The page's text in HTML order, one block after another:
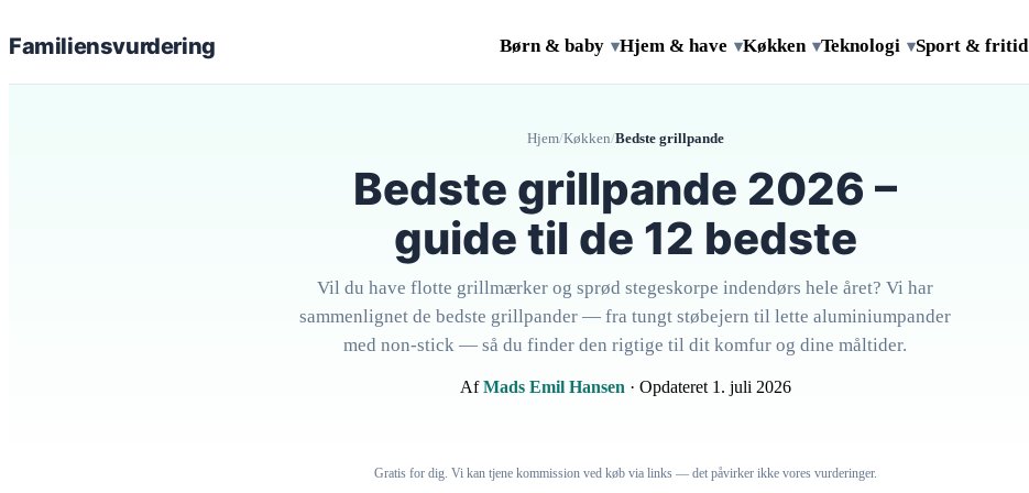
Familiensvurdering Børn & baby ▾Hjem & have ▾Køkken ▾Teknologi ▾Sport & fritid
Hjem/Køkken/Bedste grillpande
Bedste grillpande 2026 –
guide til de 12 bedste
Vil du have flotte grillmærker og sprød stegeskorpe indendørs hele året? Vi har
sammenlignet de bedste grillpander — fra tungt støbejern til lette aluminiumpander
med non-stick — så du finder den rigtige til dit komfur og dine måltider.
AfMads Emil Hansen · Opdateret 1. juli 2026
Gratis for dig. Vi kan tjene kommission ved køb via links — det påvirker ikke vores vurderinger.